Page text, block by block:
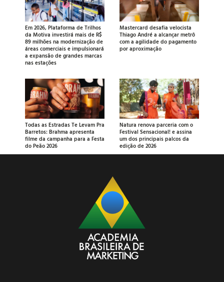
Em 2026, Plataforma de Trilhos
da Motiva investirá mais de R$
89 milhões na modernização de
áreas comerciais e impulsionará
a expansão de grandes marcas
nas estações
Mastercard desafia velocista
Thiago André a alcançar metrô
com a agilidade do pagamento
por aproximação
Todas as Estradas Te Levam Pra
Barretos: Brahma apresenta
filme da campanha para a Festa
do Peão 2026
Natura renova parceria com o
Festival Sensacional! e assina
um dos principais palcos da
edição de 2026